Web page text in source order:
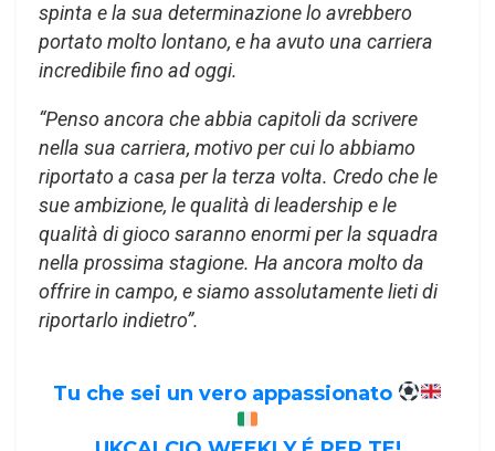
spinta e la sua determinazione lo avrebbero
portato molto lontano, e ha avuto una carriera
incredibile fino ad oggi.
“Penso ancora che abbia capitoli da scrivere
nella sua carriera, motivo per cui lo abbiamo
riportato a casa per la terza volta. Credo che le
sue ambizione, le qualità di leadership e le
qualità di gioco saranno enormi per la squadra
nella prossima stagione. Ha ancora molto da
offrire in campo, e siamo assolutamente lieti di
riportarlo indietro”.
Tu che sei un vero appassionato